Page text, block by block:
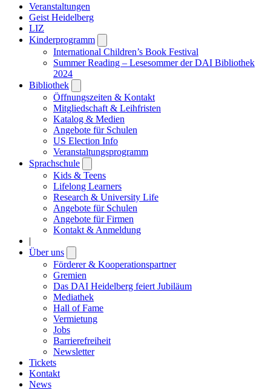
Veranstaltungen
Geist Heidelberg
LIZ
Kinderprogramm
submenu
International Children’s Book Festival
Summer Reading – Lesesommer der DAI Bibliothek
2024
Bibliothek
submenu
Öffnungszeiten & Kontakt
Mitgliedschaft & Leihfristen
Katalog & Medien
Angebote für Schulen
US Election Info
Veranstaltungsprogramm
Sprachschule
submenu
Kids & Teens
Lifelong Learners
Research & University Life
Angebote für Schulen
Angebote für Firmen
Kontakt & Anmeldung
|
Über uns
submenu
Förderer & Kooperationspartner
Gremien
Das DAI Heidelberg feiert Jubiläum
Mediathek
Hall of Fame
Vermietung
Jobs
Barrierefreiheit
Newsletter
Tickets
Kontakt
News